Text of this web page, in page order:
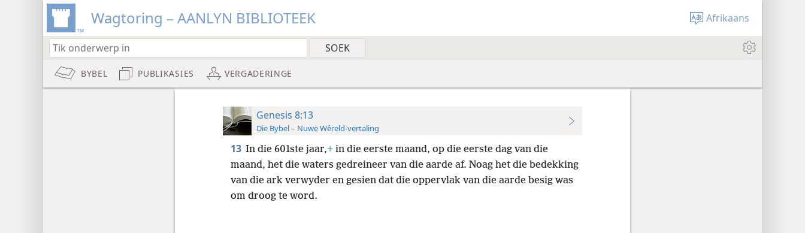
Wagtoring – AANLYN BIBLIOTEEK Afrikaans
BYBEL PUBLIKASIES VERGADERINGE
Genesis 8:13
Die Bybel – Nuwe Wêreld-vertaling
13 In die 601ste jaar,+in die eerste maand, op die eerste dag van die
maand, het die waters gedreineer van die aarde af. Noag het die bedekking
van die ark verwyder en gesien dat die oppervlak van die aarde besig was
om droog te word.